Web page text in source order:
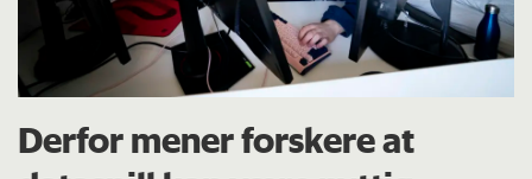
Derfor mener forskere at